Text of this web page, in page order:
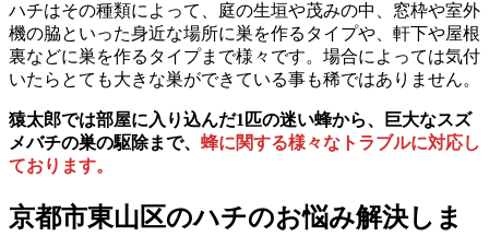
ハチはその種類によって、庭の生垣や茂みの中、窓枠や室外
機の脇といった身近な場所に巣を作るタイプや、軒下や屋根
裏などに巣を作るタイプまで様々です。場合によっては気付
いたらとても大きな巣ができている事も稀ではありません。
猿太郎では部屋に入り込んだ1匹の迷い蜂から、巨大なスズ
メバチの巣の駆除まで、 蜂に関する様々なトラブルに対応し
ております。
京都市東山区のハチのお悩み解決しま